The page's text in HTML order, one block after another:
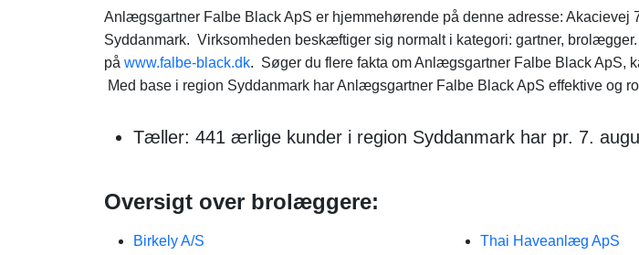
Anlægsgartner Falbe Black ApS er hjemmehørende på denne adresse:
Syddanmark. Virksomheden beskæftiger sig normalt i kategori: gartner,
på www.falbe-black.dk. Søger du flere fakta om Anlægsgartner Falbe Black ApS,
Med base i region Syddanmark har Anlægsgartner Falbe Black ApS effektive og
Tæller: 441 ærlige kunder i region Syddanmark har pr. 7.
Oversigt over brolæggere:
Birkely A/S
Thai Haveanlæg ApS